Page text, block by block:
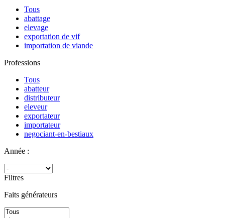
Tous
abattage
elevage
exportation de vif
importation de viande
Professions
Tous
abatteur
distributeur
eleveur
exportateur
importateur
negociant-en-bestiaux
Année :
Filtres
Faits générateurs